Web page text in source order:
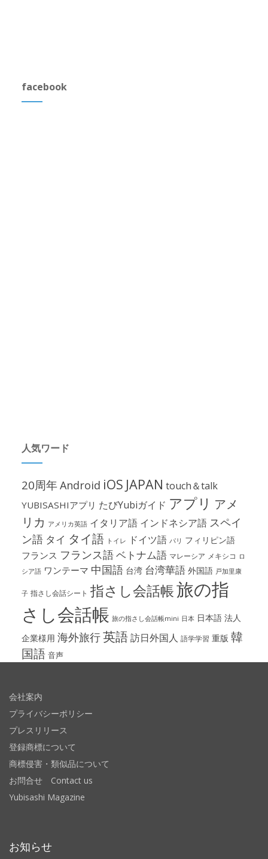
facebook
人気ワード
20周年Android iOS JAPAN touch＆talk
YUBISASHIアプリ たびYubiガイド アプリ アメ
リカ アメリカ英語 イタリア語 インドネシア語 スペイ
ン語 タイ タイ語 トイレ ドイツ語 パリ フィリピン語
フランス フランス語ベトナム語 マレーシア メキシコ ロ
シア語 ワンテーマ 中国語 台湾 台湾華語 外国語 戸加里康
子 指さし会話シート 指さし会話帳旅の指
さし会話帳 旅の指さし会話帳mini 日本 日本語 法人
企業様用 海外旅行英語訪日外国人 語学学習 重版 韓
国語 音声
会社案内
プライバシーポリシー
プレスリリース
登録商標について
商標侵害・類似品について
お問合せ Contact us
Yubisashi Magazine
お知らせ